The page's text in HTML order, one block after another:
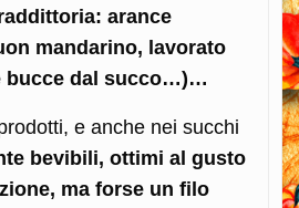
arance
mandarino, lavorato
bucce dal succo…)…
e anche nei succhi
bevibili, ottimi al gusto
ma forse un filo